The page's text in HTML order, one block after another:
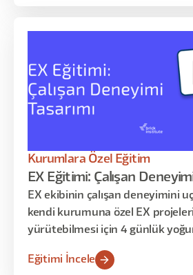
Kurumlara Özel Eğitim
EX Eğitimi: Çalışan Deneyimi
EX ekibinin çalışan deneyimini
kendi kurumuna özel EX
yürütebilmesi için 4 günlük
Eğitimi İncele